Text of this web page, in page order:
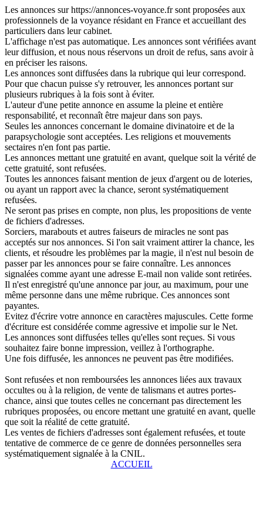
Les annonces sur https://annonces-voyance.fr sont proposées aux
professionnels de la voyance résidant en France et accueillant des
particuliers dans leur cabinet.
L'affichage n'est pas automatique. Les annonces sont vérifiées avant
leur diffusion, et nous nous réservons un droit de refus, sans avoir à
en préciser les raisons.
Les annonces sont diffusées dans la rubrique qui leur correspond.
Pour que chacun puisse s'y retrouver, les annonces portant sur
plusieurs rubriques à la fois sont à éviter.
L'auteur d'une petite annonce en assume la pleine et entière
responsabilité, et reconnaît être majeur dans son pays.
Seules les annonces concernant le domaine divinatoire et de la
parapsychologie sont acceptées. Les religions et mouvements
sectaires n'en font pas partie.
Les annonces mettant une gratuité en avant, quelque soit la vérité de
cette gratuité, sont refusées.
Toutes les annonces faisant mention de jeux d'argent ou de loteries,
ou ayant un rapport avec la chance, seront systématiquement
refusées.
Ne seront pas prises en compte, non plus, les propositions de vente
de fichiers d'adresses.
Sorciers, marabouts et autres faiseurs de miracles ne sont pas
acceptés sur nos annonces. Si l'on sait vraiment attirer la chance, les
clients, et résoudre les problèmes par la magie, il n'est nul besoin de
passer par les annonces pour se faire connaître. Les annonces
signalées comme ayant une adresse E-mail non valide sont retirées.
Il n'est enregistré qu'une annonce par jour, au maximum, pour une
même personne dans une même rubrique. Ces annonces sont
payantes.
Evitez d'écrire votre annonce en caractères majuscules. Cette forme
d'écriture est considérée comme agressive et impolie sur le Net.
Les annonces sont diffusées telles qu'elles sont reçues. Si vous
souhaitez faire bonne impression, veillez à l'orthographe.
Une fois diffusée, les annonces ne peuvent pas être modifiées.
Sont refusées et non remboursées les annonces liées aux travaux
occultes ou à la religion, de vente de talismans et autres portes-
chance, ainsi que toutes celles ne concernant pas directement les
rubriques proposées, ou encore mettant une gratuité en avant, quelle
que soit la réalité de cette gratuité.
Les ventes de fichiers d'adresses sont également refusées, et toute
tentative de commerce de ce genre de données personnelles sera
systématiquement signalée à la CNIL.
ACCUEIL